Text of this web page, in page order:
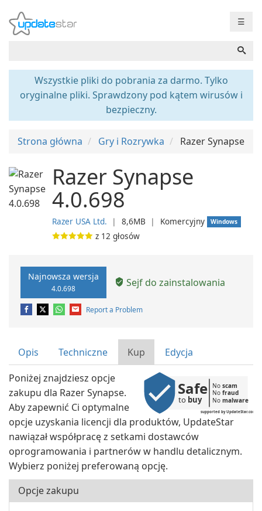
☰
Wszystkie pliki do pobrania za darmo. Tylko
oryginalne pliki. Sprawdzony pod kątem wirusów i
bezpieczny.
Strona główna Gry i Rozrywka Razer Synapse
Razer Synapse
4.0.698
Razer USA Ltd. ❘ 8,6MB ❘ Komercyjny Windows
z 12 głosów
Najnowsza wersja
4.0.698 Sejf do zainstalowania
Report a Problem
Opis Techniczne Kup Edycja
supported by UpdateStar.com
Safe
to buy
No scam
No fraud
No malware
Poniżej znajdziesz opcje
zakupu dla Razer Synapse.
Aby zapewnić Ci optymalne
opcje uzyskania licencji dla produktów, UpdateStar
nawiązał współpracę z setkami dostawców
oprogramowania i partnerów w handlu detalicznym.
Wybierz poniżej preferowaną opcję.
Opcje zakupu